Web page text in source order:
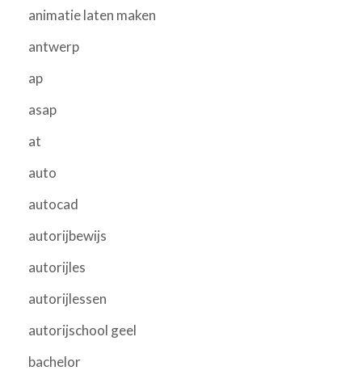
animatie laten maken
antwerp
ap
asap
at
auto
autocad
autorijbewijs
autorijles
autorijlessen
autorijschool geel
bachelor